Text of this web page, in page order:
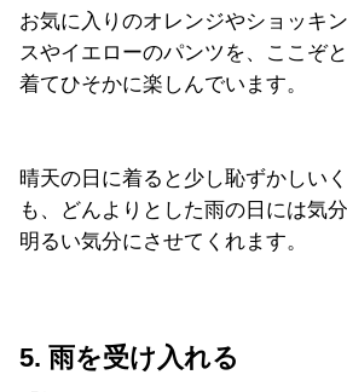
お気に入りのオレンジやショッキ
スやイエローのパンツを、ここぞ
着てひそかに楽しんでいます。
晴天の日に着ると少し恥ずかしい
も、どんよりとした雨の日には気
明るい気分にさせてくれます。
5. 雨を受け入れる